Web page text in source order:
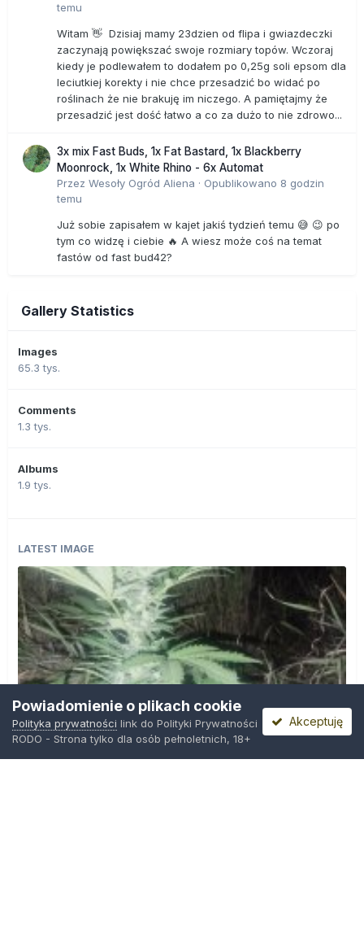
temu
Witam 👋 Dzisiaj mamy 23dzien od flipa i gwiazdeczki
zaczynają powiększać swoje rozmiary topów. Wczoraj
kiedy je podlewałem to dodałem po 0,25g soli epsom dla
leciutkiej korekty i nie chce przesadzić bo widać po
roślinach że nie brakuję im niczego. A pamiętajmy że
przesadzić jest dość łatwo a co za dużo to nie zdrowo...
3x mix Fast Buds, 1x Fat Bastard, 1x Blackberry
Moonrock, 1x White Rhino - 6x Automat
Przez Wesoły Ogród Aliena · Opublikowano 8 godzin
temu
Już sobie zapisałem w kajet jakiś tydzień temu 😅 😉 po
tym co widzę i ciebie 🔥 A wiesz może coś na temat
fastów od fast bud42?
Gallery Statistics
Images
65.3 tys.
Comments
1.3 tys.
Albums
1.9 tys.
LATEST IMAGE
Powiadomienie o plikach cookie
Polityka prywatności link do Polityki Prywatności
RODO - Strona tylko dla osób pełnoletnich, 18+
Akceptuję